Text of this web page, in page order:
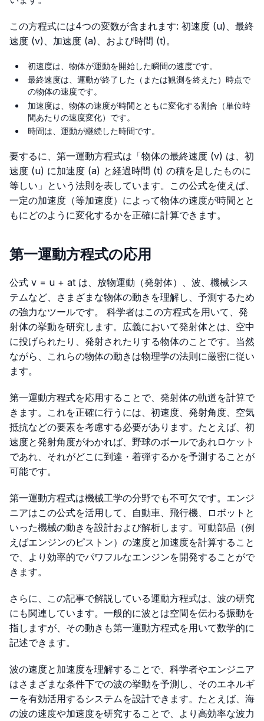
この方程式には4つの変数が含まれます: 初速度 (u)、最終
速度 (v)、加速度 (a)、および時間 (t)。
初速度は、物体が運動を開始した瞬間の速度です。
最終速度は、運動が終了した（または観測を終えた）時点で
の物体の速度です。
加速度は、物体の速度が時間とともに変化する割合（単位時
間あたりの速度変化）です。
時間は、運動が継続した時間です。
要するに、第一運動方程式は「物体の最終速度 (v) は、初
速度 (u) に加速度 (a) と経過時間 (t) の積を足したものに
等しい」という法則を表しています。この公式を使えば、
一定の加速度（等加速度）によって物体の速度が時間とと
もにどのように変化するかを正確に計算できます。
第一運動方程式の応用
公式 v = u + at は、放物運動（発射体）、波、機械シス
テムなど、さまざまな物体の動きを理解し、予測するため
の強力なツールです。 科学者はこの方程式を用いて、発
射体の挙動を研究します。広義において発射体とは、空中
に投げられたり、発射されたりする物体のことです。当然
ながら、これらの物体の動きは物理学の法則に厳密に従い
ます。
第一運動方程式を応用することで、発射体の軌道を計算で
きます。これを正確に行うには、初速度、発射角度、空気
抵抗などの要素を考慮する必要があります。たとえば、初
速度と発射角度がわかれば、野球のボールであれロケット
であれ、それがどこに到達・着弾するかを予測することが
可能です。
第一運動方程式は機械工学の分野でも不可欠です。エンジ
ニアはこの公式を活用して、自動車、飛行機、ロボットと
いった機械の動きを設計および解析します。可動部品（例
えばエンジンのピストン）の速度と加速度を計算すること
で、より効率的でパワフルなエンジンを開発することがで
きます。
さらに、この記事で解説している運動方程式は、波の研究
にも関連しています。一般的に波とは空間を伝わる振動を
指しますが、その動きも第一運動方程式を用いて数学的に
記述できます。
波の速度と加速度を理解することで、科学者やエンジニア
はさまざまな条件下での波の挙動を予測し、そのエネルギ
ーを有効活用するシステムを設計できます。たとえば、海
の波の速度や加速度を研究することで、より高効率な波力